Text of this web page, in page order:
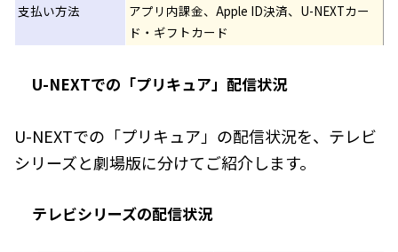
支払い方法
アプリ内課金、Apple ID決済、U-NEXTカー
ド・ギフトカード
U-NEXTでの「プリキュア」配信状況
U-NEXTでの「プリキュア」の配信状況を、テレビ
シリーズと劇場版に分けてご紹介します。
テレビシリーズの配信状況